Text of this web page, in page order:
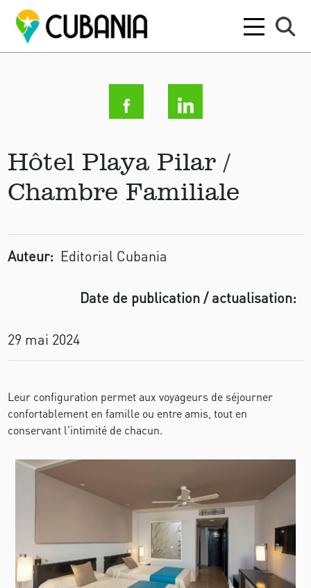
Hôtel Playa Pilar /
Chambre Familiale
Auteur: Editorial Cubania
Date de publication / actualisation:
29 mai 2024
Leur configuration permet aux voyageurs de séjourner
confortablement en famille ou entre amis, tout en
conservant l'intimité de chacun.